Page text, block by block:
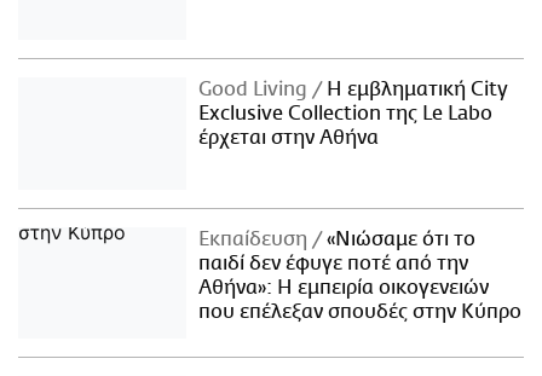
Good Living
Η εμβληματική City
Exclusive Collection της Le Labo
έρχεται στην Αθήνα
Εκπαίδευση
«Νιώσαμε ότι το
παιδί δεν έφυγε ποτέ από την
Αθήνα»: Η εμπειρία οικογενειών
που επέλεξαν σπουδές στην Κύπρο